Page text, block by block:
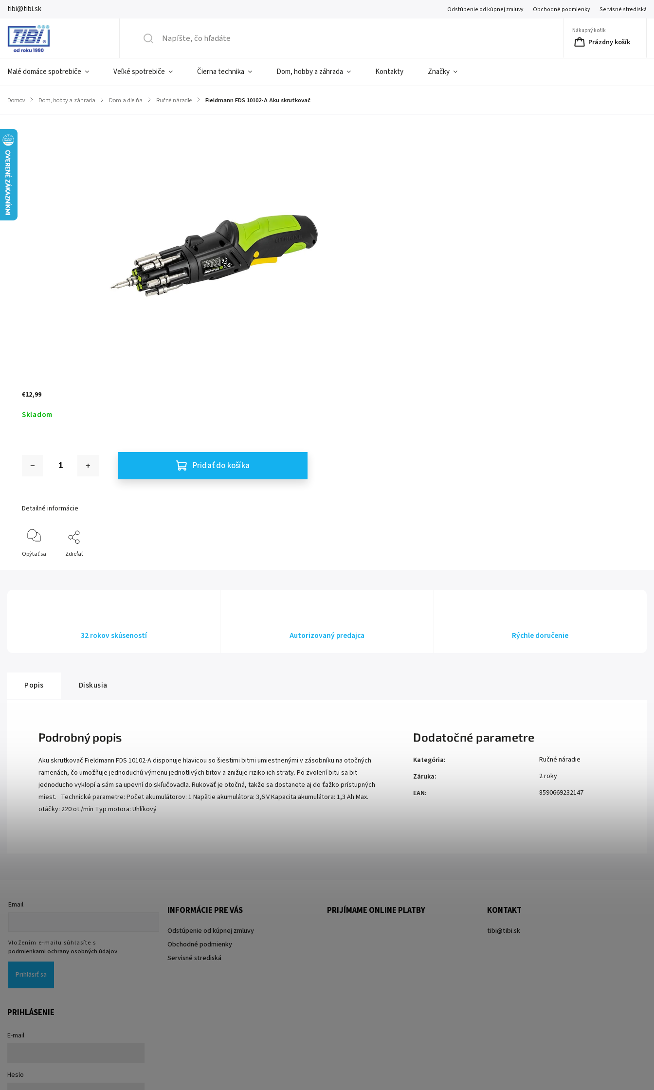
tibi@tibi.sk Odstúpenie od kúpnej zmluvy Obchodné podmienky Servisné strediská
Nákupný košík
Prázdny košík
Malé domáce spotrebiče Veľké spotrebiče Čierna technika Dom, hobby a záhrada Kontakty Značky
Domov / Dom, hobby a záhrada / Dom a dielňa / Ručné náradie / Fieldmann FDS 10102-A Aku skrutkovač
Značka:
€12,99
Skladom
Pridať do košíka
Detailné informácie
Opýtať sa Zdieľať
32 rokov skúseností Autorizovaný predajca Rýchle doručenie
Popis Diskusia
Podrobný popis
Aku skrutkovač Fieldmann FDS 10102-A disponuje hlavicou so šiestimi bitmi umiestnenými v zásobníku na otočných
ramenách, čo umožňuje jednoduchú výmenu jednotlivých bitov a znižuje riziko ich straty. Po zvolení bitu sa bit
jednoducho vyklopí a sám sa upevní do skľučovadla. Rukoväť je otočná, takže sa dostanete aj do ťažko prístupných
miest. Technické parametre: Počet akumulátorov: 1 Napätie akumulátora: 3,6 V Kapacita akumulátora: 1,3 Ah Max.
otáčky: 220 ot./min Typ motora: Uhlíkový
Dodatočné parametre
Kategória:
Ručné náradie
Záruka:
2 roky
EAN: 8590669232147
Email
Vložením e-mailu súhlasíte s
podmienkami ochrany osobných údajov
Prihlásiť sa
INFORMÁCIE PRE VÁS
Odstúpenie od kúpnej zmluvy
Obchodné podmienky
Servisné strediská
PRIJÍMAME ONLINE PLATBY KONTAKT
tibi@tibi.sk
PRIHLÁSENIE
E-mail
Heslo